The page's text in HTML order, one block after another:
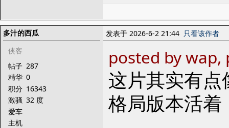
多汁的西瓜
侠客
帖子 287
精华 0
积分 16343
激骚 32 度
爱车
主机
发表于 2026-6-2 21:44 只看该作者
posted by
这片其实有
格局版本活着